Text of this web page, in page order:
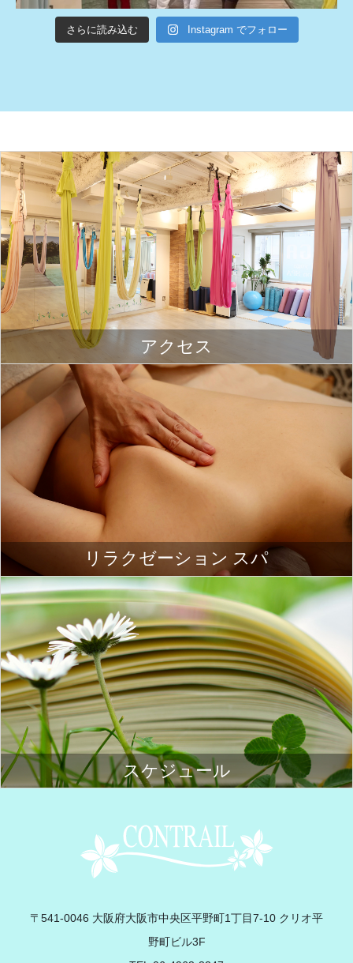
さらに読み込む Instagram でフォロー
アクセス
リラクゼーション スパ
スケジュール
〒541-0046 大阪府大阪市中央区平野町1丁目7-10 クリオ平
野町ビル3F